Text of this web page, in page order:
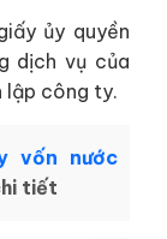
ủy quyền
dịch vụ của
lập công ty.
vốn nước
tiết